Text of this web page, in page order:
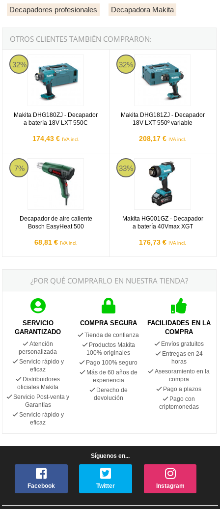
Decapadores profesionales Decapadora Makita
OTROS CLIENTES TAMBIÉN COMPRARON:
32%
Makita DHG180ZJ - Decapador
a batería 18V LXT 550C
174,43 € IVA incl.
Makita DHG180ZJ - Decapador a batería 18V LXT 550C
32%
Makita DHG181ZJ - Decapador
18V LXT 550º variable
208,17 € IVA incl.
Makita DHG181ZJ - Decapador
7%
Decapador de aire caliente
Bosch EasyHeat 500
68,81 € IVA incl.
Decapador de aire caliente Bosch EasyHeat 500
33%
Makita HG001GZ - Decapador
a batería 40Vmax XGT
176,73 € IVA incl.
Makita HG001GZ - Decapador a
¿POR QUÉ COMPRARLO EN NUESTRA TIENDA?
SERVICIO
GARANTIZADO
Atención
personalizada
Servicio rápido y
eficaz
Distribuidores
oficiales Makita
Servicio Post-venta y
Garantías
Servicio rápido y
eficaz
COMPRA SEGURA
Tienda de confianza
Productos Makita
100% originales
Pago 100% seguro
Más de 60 años de
experiencia
Derecho de
devolución
FACILIDADES EN LA
COMPRA
Envíos gratuitos
Entregas en 24
horas
Asesoramiento en la
compra
Pago a plazos
Pago con
criptomonedas
Síguenos en...
Facebook Twitter Instagram